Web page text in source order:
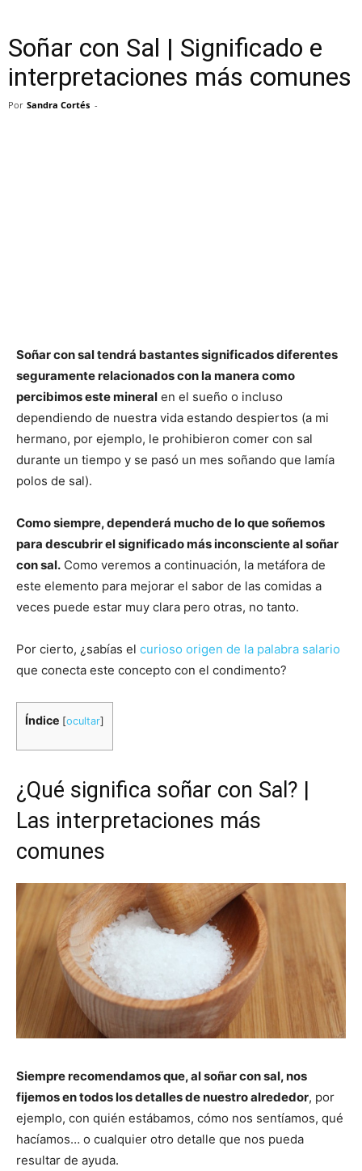
Soñar con Sal | Significado e
interpretaciones más comunes
Por Sandra Cortés -
Soñar con sal tendrá bastantes significados diferentes
seguramente relacionados con la manera como
percibimos este mineral en el sueño o incluso
dependiendo de nuestra vida estando despiertos (a mi
hermano, por ejemplo, le prohibieron comer con sal
durante un tiempo y se pasó un mes soñando que lamía
polos de sal).
Como siempre, dependerá mucho de lo que soñemos
para descubrir el significado más inconsciente al soñar
con sal. Como veremos a continuación, la metáfora de
este elemento para mejorar el sabor de las comidas a
veces puede estar muy clara pero otras, no tanto.
Por cierto, ¿sabías el curioso origen de la palabra salario
que conecta este concepto con el condimento?
Índice [ocultar]
¿Qué significa soñar con Sal? |
Las interpretaciones más
comunes
Siempre recomendamos que, al soñar con sal, nos
fijemos en todos los detalles de nuestro alrededor, por
ejemplo, con quién estábamos, cómo nos sentíamos, qué
hacíamos… o cualquier otro detalle que nos pueda
resultar de ayuda.